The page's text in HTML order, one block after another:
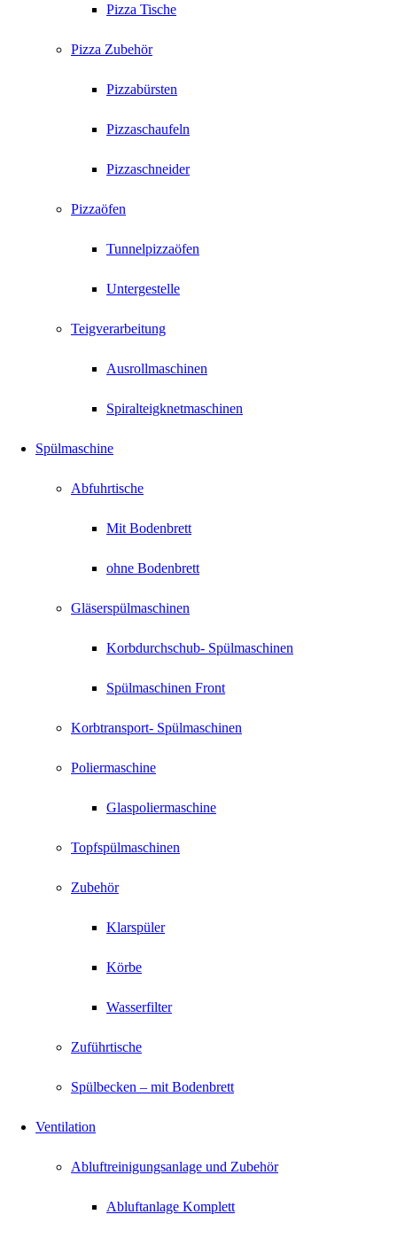
Pizza Tische
Pizza Zubehör
Pizzabürsten
Pizzaschaufeln
Pizzaschneider
Pizzaöfen
Tunnelpizzaöfen
Untergestelle
Teigverarbeitung
Ausrollmaschinen
Spiralteigknetmaschinen
Spülmaschine
Abfuhrtische
Mit Bodenbrett
ohne Bodenbrett
Gläserspülmaschinen
Korbdurchschub- Spülmaschinen
Spülmaschinen Front
Korbtransport- Spülmaschinen
Poliermaschine
Glaspoliermaschine
Topfspülmaschinen
Zubehör
Klarspüler
Körbe
Wasserfilter
Zuführtische
Spülbecken – mit Bodenbrett
Ventilation
Abluftreinigungsanlage und Zubehör
Abluftanlage Komplett